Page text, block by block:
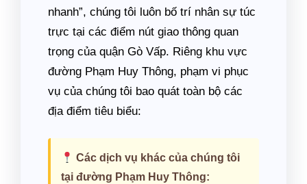
nhanh”, chúng tôi luôn bố trí nhân sự túc
trực tại các điểm nút giao thông quan
trọng của quận Gò Vấp. Riêng khu vực
đường Phạm Huy Thông, phạm vi phục
vụ của chúng tôi bao quát toàn bộ các
địa điểm tiêu biểu:
Các dịch vụ khác của chúng tôi
tại đường Phạm Huy Thông: